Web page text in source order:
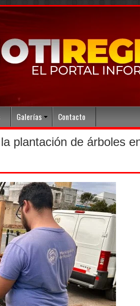
Galerías Contacto
plantación de árboles